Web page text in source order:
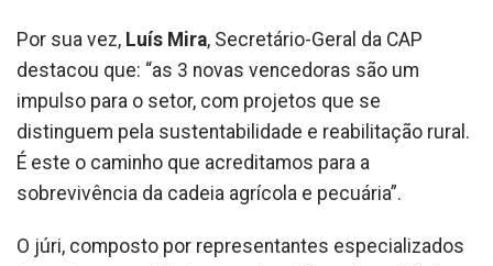
Por sua vez, Luís Mira, Secretário-Geral da CAP
destacou que: “as 3 novas vencedoras são um
impulso para o setor, com projetos que se
distinguem pela sustentabilidade e reabilitação rural.
É este o caminho que acreditamos para a
sobrevivência da cadeia agrícola e pecuária”.
O júri, composto por representantes especializados